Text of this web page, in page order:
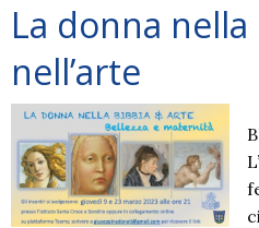
La donna
nell’arte